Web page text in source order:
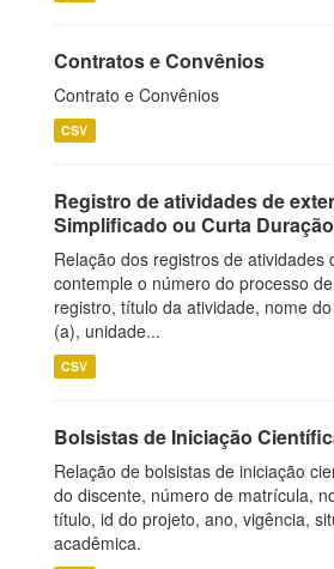
Contratos e Convênios
Contrato e Convênios
CSV
Registro de atividades de
Simplificado ou Curta
Relação dos registros de atividades
contemple o número do processo
registro, título da atividade, nome
(a), unidade...
CSV
Bolsistas de Iniciação
Relação de bolsistas de iniciação
do discente, número de matrícula,
título, id do projeto, ano, vigência,
acadêmica.